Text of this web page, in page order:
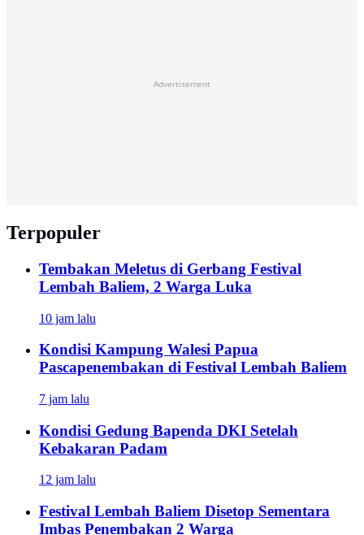
Advertisement
Terpopuler
Tembakan Meletus di Gerbang Festival
Lembah Baliem, 2 Warga Luka
10 jam lalu
Kondisi Kampung Walesi Papua
Pascapenembakan di Festival Lembah Baliem
7 jam lalu
Kondisi Gedung Bapenda DKI Setelah
Kebakaran Padam
12 jam lalu
Festival Lembah Baliem Disetop Sementara
Imbas Penembakan 2 Warga